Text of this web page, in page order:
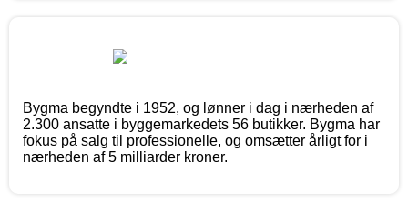
Bygma begyndte i 1952, og lønner i dag i nærheden af
2.300 ansatte i byggemarkedets 56 butikker. Bygma har
fokus på salg til professionelle, og omsætter årligt for i
nærheden af 5 milliarder kroner.